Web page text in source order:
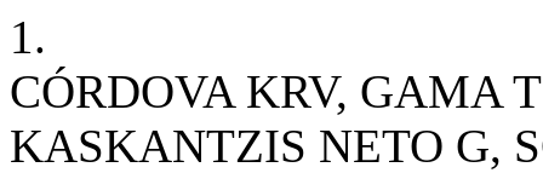
1.
CÓRDOVA KRV, GAMA
KASKANTZIS NETO G,